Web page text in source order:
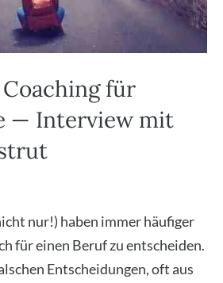
für
— Interview mit
nur!) haben immer häu­fi­ger
für einen Beruf zu ent­schei­den.
Ent­schei­dun­gen, oft aus